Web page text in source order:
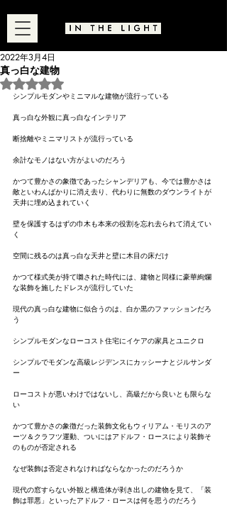
真っ白な建物
2022年3月4日
5つ星のうちNaNと評価されています。
シンプルモダンやミニマルな建物が流行っている
真っ白な外観に真っ白なインテリア
断捨離やミニマリストが流行っている
余計なモノはない方がよいのだろう
かつて豊かさの象徴であったシャンデリアも、今では豊かさは
敵といわんばかりに消え去り、代わりに無数のダウンライトが
天井に埋め込まれていく
壁を保護するはずの巾木も本来の役割を忘れ去られて消えてい
く
空間に残るのは真っ白な天井と壁に木目の床だけ
かつて様式美が持て囃された時代には、建物と同様に豪華絢爛
な装飾を施したドレスが流行していた
現代の真っ白な建物に似合うのは、白か黒のファッションだろ
う
シンプルモダンなローコスト住宅にイケアの家具とユニクロ
シンプルでモダンな高級レジデンスにカッシーナとジルサンダ
ー
ローコストが悪いわけではないし、高級だから良いとも限らな
い
かつて豊かさの象徴だった装飾文化もウィリアム・モリスのア
ーツ＆クラフツ運動、ついにはアドルフ・ロースにより装飾そ
のものが否定される
なぜ装飾は否定されなければならなかったのだろうか
現代の窓すらない外観と構造体が剥き出しの建物を見て、「装
飾は罪悪」といったアドルフ・ロースは何を思うのだろう